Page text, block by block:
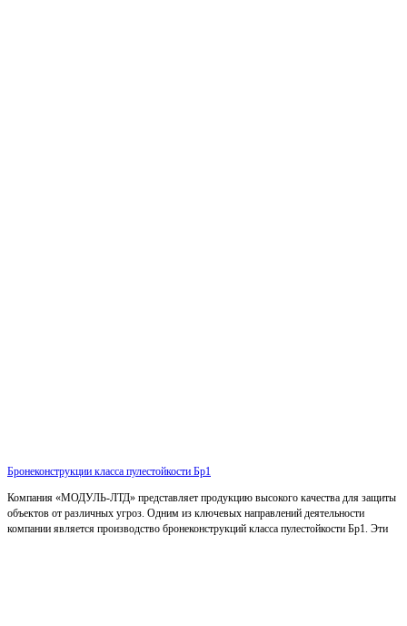
Бронеконструкции класса пулестойкости Бр1
Компания «МОДУЛЬ-ЛТД» представляет продукцию высокого качества для защиты
объектов от различных угроз. Одним из ключевых направлений деятельности
компании является производство бронеконструкций класса пулестойкости Бр1. Эти